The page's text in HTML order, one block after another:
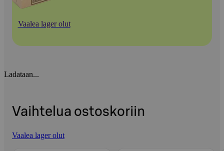
Vaalea lager olut
Ladataan...
Vaihtelua ostoskoriin
Vaalea lager olut